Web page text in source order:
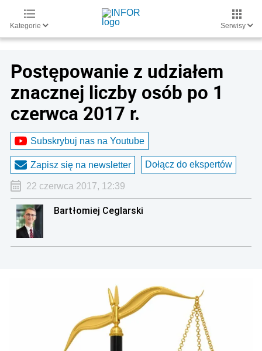
Kategorie Serwisy
Postępowanie z udziałem
znacznej liczby osób po 1
czerwca 2017 r.
Subskrybuj nas na Youtube
Zapisz się na newsletter Dołącz do ekspertów
22 czerwca 2017, 12:39
Bartłomiej Ceglarski